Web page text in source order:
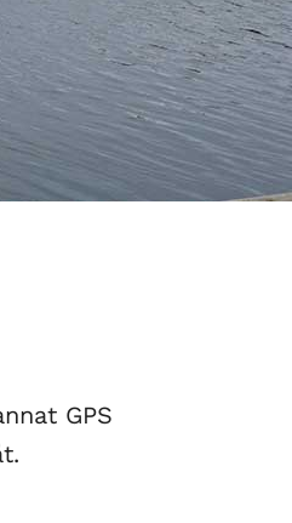
GPS